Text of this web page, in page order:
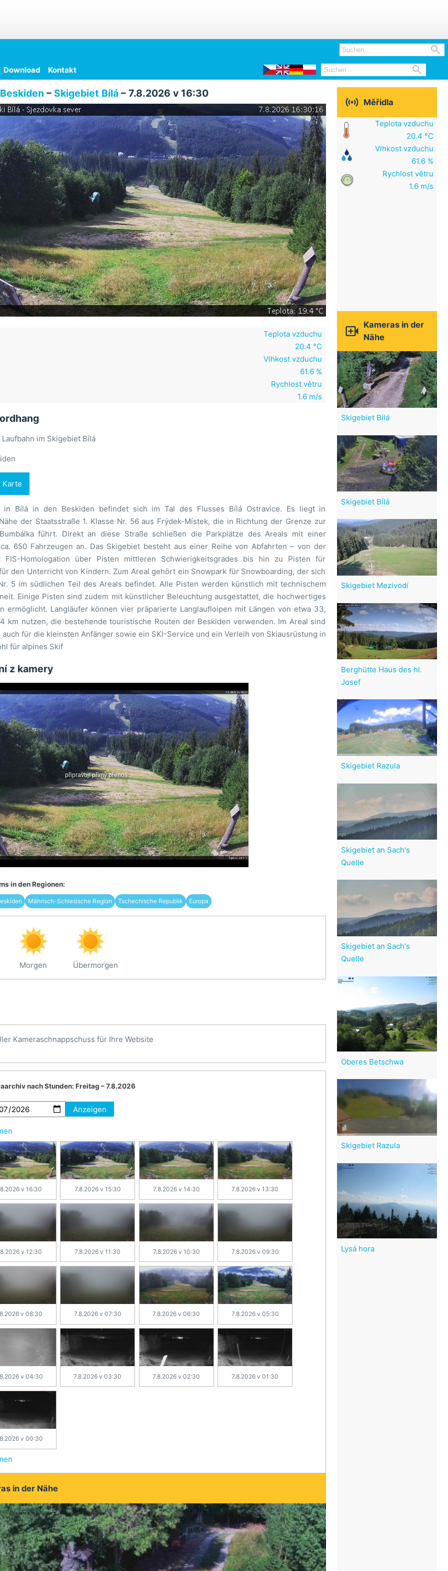

Download Kontakt 
Beskiden – Skigebiet Bílá– 7.8.2026 v 16:30
Teplota vzduchu
20.4 °C
Vlhkost vzduchu
61.6 %
Rychlost větru
1.6 m/s
Laufbahn im Skigebiet Bílá
Karte
in Bílá in den Beskiden befindet sich im Tal des Flusses Bílá Ostravice. Es liegt in
der Staatsstraße 1. Klasse Nr. 56 aus Frýdek-Místek, die in Richtung der Grenze zur
führt. Direkt an diese Straße schließen die Parkplätze des Areals mit einer
650 Fahrzeugen an. Das Skigebiet besteht aus einer Reihe von Abfahrten – von der
FIS-Homologation über Pisten mittleren Schwierigkeitsgrades bis hin zu Pisten für
den Unterricht von Kindern. Zum Areal gehört ein Snowpark für Snowboarding, der sich
5 im südlichen Teil des Areals befindet. Alle Pisten werden künstlich mit technischem
Einige Pisten sind zudem mit künstlicher Beleuchtung ausgestattet, die hochwertiges
ermöglicht. Langläufer können vier präparierte Langlaufloipen mit Längen von etwa 33,
km nutzen, die bestehende touristische Routen der Beskiden verwenden. Im Areal sind
für die kleinsten Anfänger sowie ein SKI-Service und ein Verleih von Skiausrüstung in
für alpines Skif
z kamery
in den Regionen:
Mährisch-Schlesische Region Tschechische Republik Europa
Morgen Übermorgen
Kameraschnappschuss für Ihre Website
nach Stunden: Freitag – 7.8.2026
Anzeigen
v 16:30 7.8.2026 v 15:30 7.8.2026 v 14:30 7.8.2026 v 13:30
v 12:30 7.8.2026 v 11:30 7.8.2026 v 10:30 7.8.2026 v 09:30
v 08:30 7.8.2026 v 07:30 7.8.2026 v 06:30 7.8.2026 v 05:30
v 04:30 7.8.2026 v 03:30 7.8.2026 v 02:30 7.8.2026 v 01:30
v 00:30
in der Nähe
 Měřidla
Teplota vzduchu
20.4 °C
Vlhkost vzduchu
61.6 %
Rychlost větru
1.6 m/s
 Kameras in der
Nähe
Skigebiet Bílá
Skigebiet Bílá
Skigebiet Mezivodí
Berghütte Haus des hl.
Josef
Skigebiet Razula
Skigebiet an Sach's
Quelle
Skigebiet an Sach's
Quelle
Oberes Betschwa
Skigebiet Razula
Lysá hora